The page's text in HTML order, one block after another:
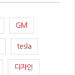
GM
tesla
디자인